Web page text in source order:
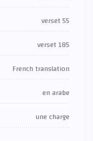
verset 55
verset 185
French translation
en arabe
une charge